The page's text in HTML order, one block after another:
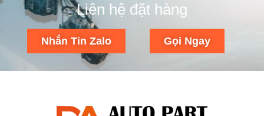
Liên hệ đặt hàng
Nhắn Tin Zalo Gọi Ngay